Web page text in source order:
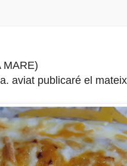
MARE)
aviat publicaré el